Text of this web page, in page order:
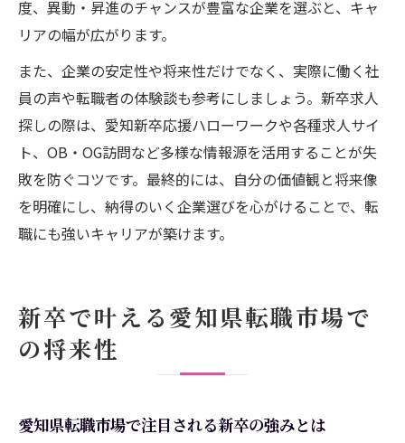
度、異動・昇進のチャンスが豊富な企業を選ぶと、キャ
リアの幅が広がります。
また、企業の安定性や将来性だけでなく、実際に働く社
員の声や転職者の体験談も参考にしましょう。新卒求人
探しの際は、愛知新卒応援ハローワークや各種求人サイ
ト、OB・OG訪問など多様な情報源を活用することが失
敗を防ぐコツです。最終的には、自分の価値観と将来像
を明確にし、納得のいく企業選びを心がけることで、転
職にも強いキャリアが築けます。
新卒で叶える愛知県転職市場で
の将来性
愛知県転職市場で注目される新卒の強みとは